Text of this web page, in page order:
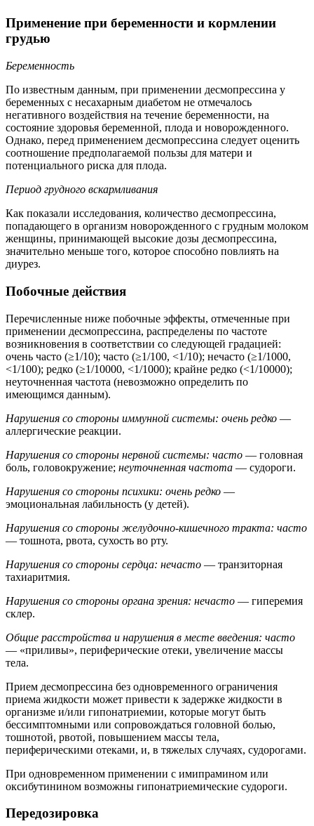
Применение при беременности и кормлении
грудью
Беременность
По известным данным, при применении десмопрессина у
беременных с несахарным диабетом не отмечалось
негативного воздействия на течение беременности, на
состояние здоровья беременной, плода и новорожденного.
Однако, перед применением десмопрессина следует оценить
соотношение предполагаемой пользы для матери и
потенциального риска для плода.
Период грудного вскармливания
Как показали исследования, количество десмопрессина,
попадающего в организм новорожденного с грудным молоком
женщины, принимающей высокие дозы десмопрессина,
значительно меньше того, которое способно повлиять на
диурез.
Побочные действия
Перечисленные ниже побочные эффекты, отмеченные при
применении десмопрессина, распределены по частоте
возникновения в соответствии со следующей градацией:
очень часто (≥1/10); часто (≥1/100, <1/10); нечасто (≥1/1000,
<1/100); редко (≥1/10000, <1/1000); крайне редко (<1/10000);
неуточненная частота (невозможно определить по
имеющимся данным).
Нарушения со стороны иммунной системы: очень редко —
аллергические реакции.
Нарушения со стороны нервной системы: часто — головная
боль, головокружение; неуточненная частота — судороги.
Нарушения со стороны психики: очень редко —
эмоциональная лабильность (у детей).
Нарушения со стороны желудочно-кишечного тракта: часто
— тошнота, рвота, сухость во рту.
Нарушения со стороны сердца: нечасто — транзиторная
тахиаритмия.
Нарушения со стороны органа зрения: нечасто — гиперемия
склер.
Общие расстройства и нарушения в месте введения: часто
— «приливы», периферические отеки, увеличение массы
тела.
Прием десмопрессина без одновременного ограничения
приема жидкости может привести к задержке жидкости в
организме и/или гипонатриемии, которые могут быть
бессимптомными или сопровождаться головной болью,
тошнотой, рвотой, повышением массы тела,
периферическими отеками, и, в тяжелых случаях, судорогами.
При одновременном применении с имипрамином или
оксибутинином возможны гипонатриемические судороги.
Передозировка